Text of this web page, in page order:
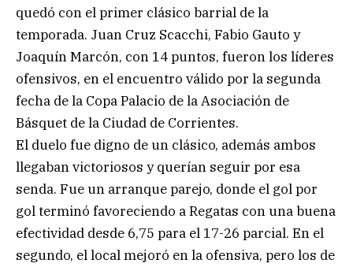
quedó con el primer clásico barrial de la
temporada. Juan Cruz Scacchi, Fabio Gauto y
Joaquín Marcón, con 14 puntos, fueron los líderes
ofensivos, en el encuentro válido por la segunda
fecha de la Copa Palacio de la Asociación de
Básquet de la Ciudad de Corrientes.
El duelo fue digno de un clásico, además ambos
llegaban victoriosos y querían seguir por esa
senda. Fue un arranque parejo, donde el gol por
gol terminó favoreciendo a Regatas con una buena
efectividad desde 6,75 para el 17-26 parcial. En el
segundo, el local mejoró en la ofensiva, pero los de